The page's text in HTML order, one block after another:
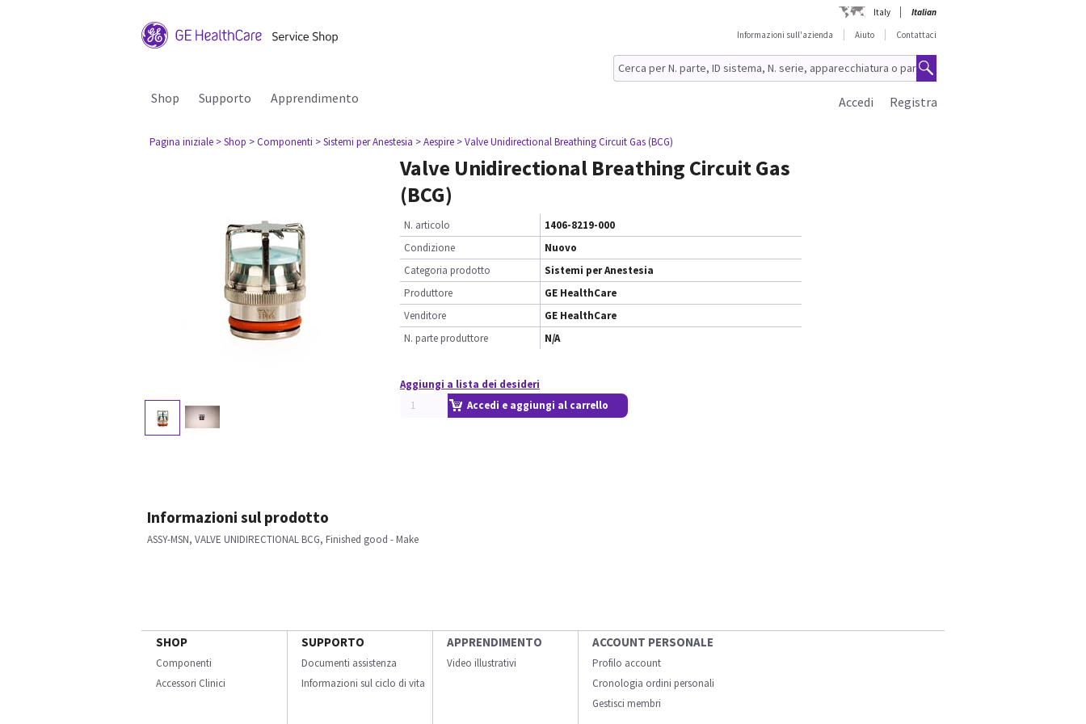
Italy
Italian
Informazioni sull'azienda
Aiuto Contattaci
Shop Supporto Apprendimento Registra
Accedi
Pagina iniziale > Shop > Componenti > Sistemi per Anestesia > Aespire > Valve Unidirectional Breathing Circuit Gas (BCG)
Valve Unidirectional Breathing Circuit Gas
(BCG)
N. articolo
1406-8219-000
Condizione
Nuovo
Categoria prodotto
Sistemi per Anestesia
Produttore
GE HealthCare
Venditore
GE HealthCare
N. parte produttore
N/A
Aggiungi a lista dei desideri
Accedi e aggiungi al carrello
Informazioni sul prodotto
ASSY-MSN, VALVE UNIDIRECTIONAL BCG, Finished good - Make
SHOP
Componenti
Accessori Clinici
SUPPORTO
Documenti assistenza
Informazioni sul ciclo di vita
APPRENDIMENTO
Video illustrativi
ACCOUNT PERSONALE
Profilo account
Cronologia ordini personali
Gestisci membri